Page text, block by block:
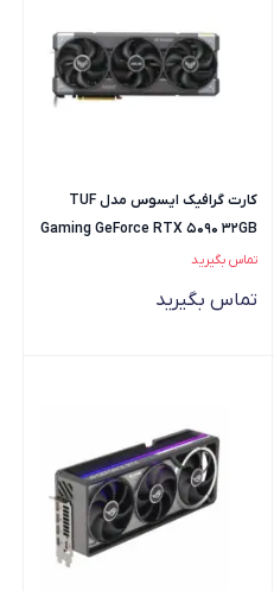
کارت گرافیک ایسوس مدل TUF
Gaming GeForce RTX 5090 32GB
GDDR7
تماس بگیرید
تماس بگیرید